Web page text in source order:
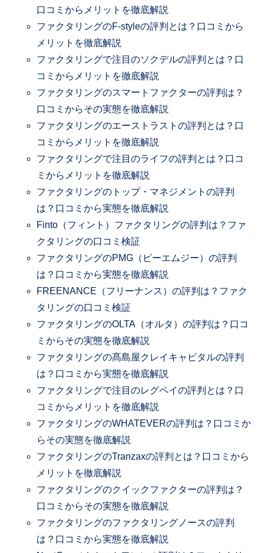
口コミからメリットを徹底解説
ファクタリングのF-styleの評判とは？口コミから
メリットを徹底解説
ファクタリングで注目のソクデルの評判とは？口
コミからメリットを徹底解説
ファクタリングのスマートファクターの評判は？
口コミからその実態を徹底解説
ファクタリングのエーストラストの評判とは？口
コミからメリットを徹底解説
ファクタリングで注目のライフの評判とは？口コ
ミからメリットを徹底解説
ファクタリングのトップ・マネジメントの評判
は？口コミから実態を徹底解説
Finto（フィント）ファクタリングの評判は？ファ
クタリングの口コミ検証
ファクタリングのPMG（ピーエムジー）の評判
は？口コミから実態を徹底解説
FREENANCE（フリーナンス）の評判は？ファク
タリングの口コミ検証
ファクタリングのOLTA（オルタ）の評判は？口コ
ミからその実態を徹底解説
ファクタリングの髙島屋クレイキャピタルの評判
は？口コミから実態を徹底解説
ファクタリングで注目のレグペイの評判とは？口
コミからメリットを徹底解説
ファクタリングのWHATEVERの評判は？口コミか
らその実態を徹底解説
ファクタリングのTranzaxの評判とは？口コミから
メリットを徹底解説
ファクタリングのクイックファクターの評判は？
口コミからその実態を徹底解説
ファクタリングのファクタリングノースの評判
は？口コミから実態を徹底解説